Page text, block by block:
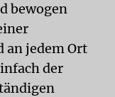
bewogen
an jedem Ort
der